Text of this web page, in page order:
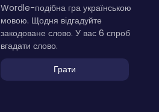
Wordle-подібна гра українською
мовою. Щодня відгадуйте
закодоване слово. У вас 6 спроб
вгадати слово.
Грати